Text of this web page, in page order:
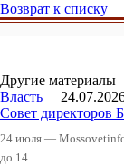
Возврат к списку
Другие материалы
Власть
Совет директоров
24 июля —
до 14...